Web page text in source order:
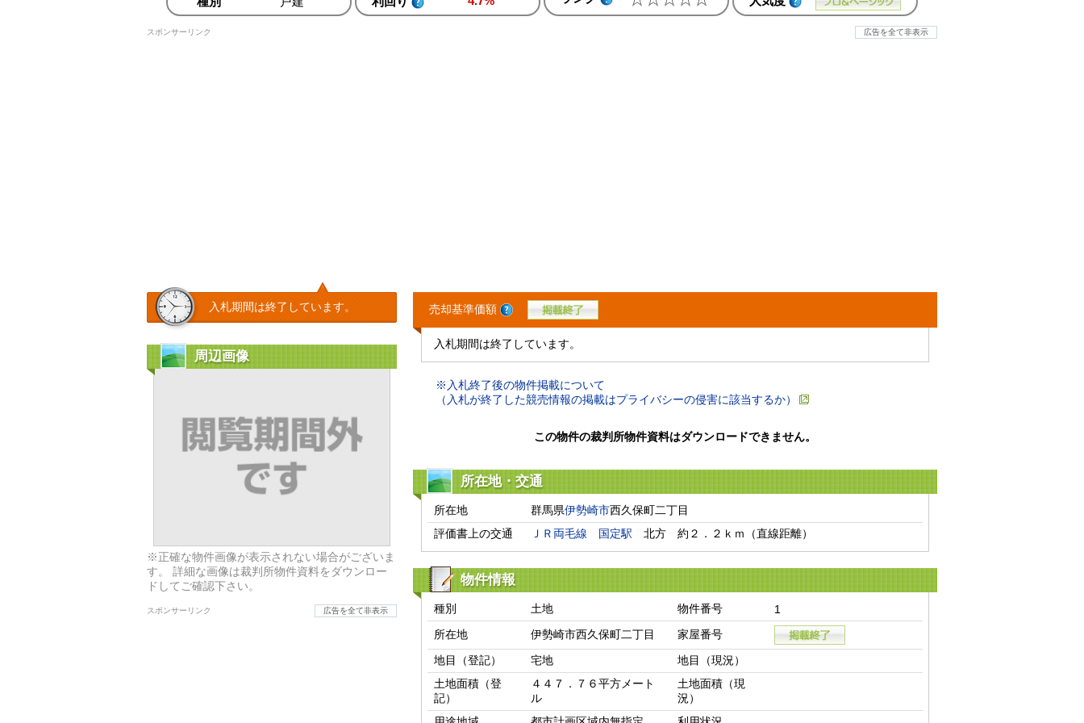
スポンサーリンク 広告を全て非表示
入札期間は終了しています。
周辺画像
※正確な物件画像が表示されない場合がございま
す。 詳細な画像は裁判所物件資料をダウンロー
ドしてご確認下さい。
スポンサーリンク 広告を全て非表示
売却基準価額
入札期間は終了しています。
※入札終了後の物件掲載について
（入札が終了した競売情報の掲載はプライバシーの侵害に該当するか）
この物件の裁判所物件資料はダウンロードできません。
所在地・交通
所在地 群馬県伊勢崎市西久保町二丁目
評価書上の交通
ＪＲ両毛線 国定駅 北方　約２．２ｋｍ（直線距離）
物件情報
種別 土地 物件番号
1
所在地
伊勢崎市西久保町二丁目
家屋番号
地目（登記）
宅地
地目（現況）
土地面積（登
記）
４４７．７６平方メート
ル
土地面積（現
況）